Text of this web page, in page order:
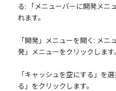
る: 「メニューバーに開発メニ
れます。
「開発」メニューを開く: メ
発」メニューをクリックします。
「キャッシュを空にする」を
る」をクリックします。